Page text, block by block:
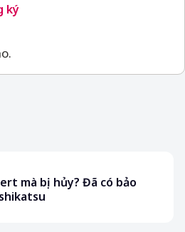
ký
mà bị hủy? Đã có bảo